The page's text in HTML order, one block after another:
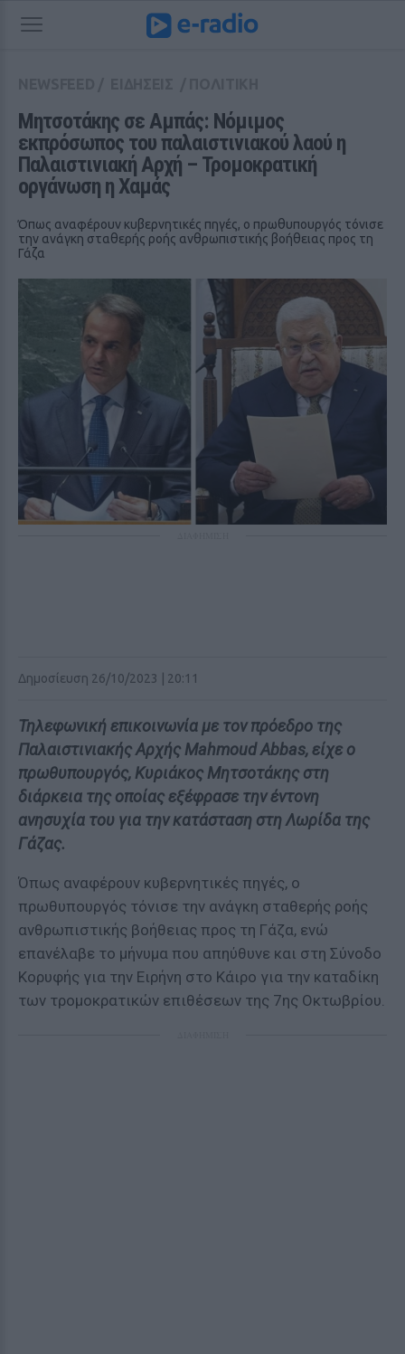
Μητσοτάκης σε Αμπάς: Νόμιμος
εκπρόσωπος του παλαιστινιακού λαού η
Παλαιστινιακή Αρχή – Τρομοκρατική
οργάνωση η Χαμάς
Όπως αναφέρουν κυβερνητικές πηγές, ο πρωθυπουργός τόνισε
την ανάγκη σταθερής ροής ανθρωπιστικής βοήθειας προς τη
Γάζα
Δημοσίευση 26/10/2023 | 20:11
Τηλεφωνική επικοινωνία με τον πρόεδρο της
Παλαιστινιακής Αρχής Mahmoud Abbas, είχε ο
πρωθυπουργός, Κυριάκος Μητσοτάκης στη
διάρκεια της οποίας εξέφρασε την έντονη
ανησυχία του για την κατάσταση στη Λωρίδα της
Γάζας.
Όπως αναφέρουν κυβερνητικές πηγές, ο
πρωθυπουργός τόνισε την ανάγκη σταθερής ροής
ανθρωπιστικής βοήθειας προς τη Γάζα, ενώ
επανέλαβε το μήνυμα που απηύθυνε και στη Σύνοδο
Κορυφής για την Ειρήνη στο Κάιρο για την καταδίκη
των τρομοκρατικών επιθέσεων της 7ης Οκτωβρίου.